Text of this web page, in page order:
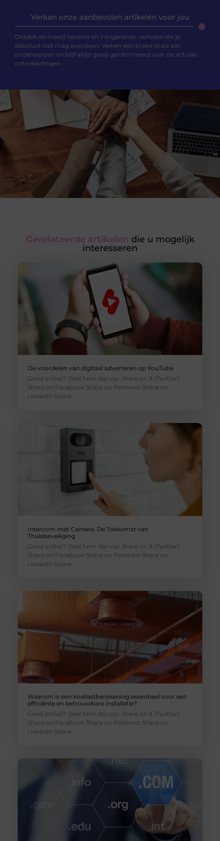
Verken onze aanbevolen artikelen voor jou
Ontdek de meest recente en intrigerende verhalen die je
absoluut niet mag overslaan. Verken een breed scala aan
onderwerpen en blijf altijd goed geïnformeerd over de actuele
ontwikkelingen.
Gerelateerde artikelen die u mogelijk
interesseren
De voordelen van digitaal adverteren op YouTube
Goed artikel? Deel hem dan op: Share on X (Twitter)
Share on Facebook Share on Pinterest Share on
LinkedIn Share
Intercom met Camera: De Toekomst van
Thuisbeveiliging
Goed artikel? Deel hem dan op: Share on X (Twitter)
Share on Facebook Share on Pinterest Share on
LinkedIn Share
Waarom is een koellastberekening essentieel voor een
efficiënte en betrouwbare installatie?
Goed artikel? Deel hem dan op: Share on X (Twitter)
Share on Facebook Share on Pinterest Share on
LinkedIn Share